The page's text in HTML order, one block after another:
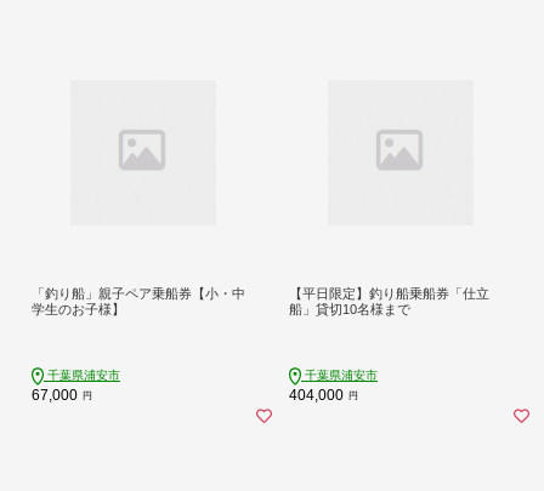
「釣り船」親子ペア乗船券【小・中
学生のお子様】
千葉県浦安市
67,000 円
【平日限定】釣り船乗船券「仕立
船」貸切10名様まで
千葉県浦安市
404,000 円